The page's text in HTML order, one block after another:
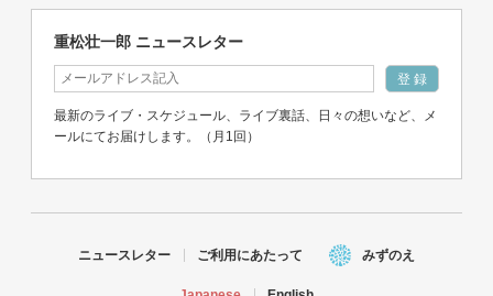
重松壮一郎 ニュースレター
最新のライブ・スケジュール、ライブ裏話、日々の想いなど、メ
ールにてお届けします。（月1回）
ニュースレター ご利用にあたって みずのえ